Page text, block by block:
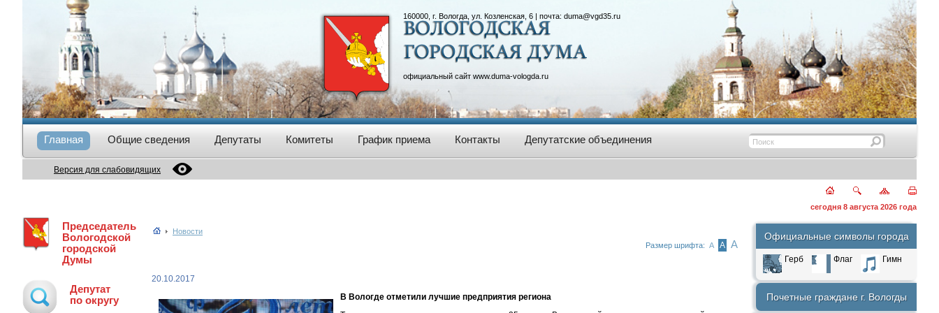
160000, г. Вологда, ул. Козленская, 6 | почта: duma@vgd35.ru
официальный сайт www.duma-vologda.ru
Главная Общие сведения Депутаты Комитеты График приема Контакты Депутатские объединения
Версия для слабовидящих
сегодня 8 августа 2026 года
Председатель
Вологодской
городской
Думы
Депутат
по округу
Новости
Размер шрифта: А А А
20.10.2017
В Вологде отметили лучшие предприятия региона
Официальные символы города
Герб Флаг Гимн
Почетные граждане г. Вологды